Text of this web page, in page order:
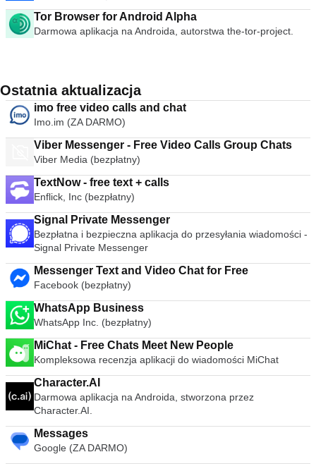
Tor Browser for Android Alpha
Darmowa aplikacja na Androida, autorstwa the-tor-project.
Ostatnia aktualizacja
imo free video calls and chat
Imo.im (ZA DARMO)
Viber Messenger - Free Video Calls Group Chats
Viber Media (bezpłatny)
TextNow - free text + calls
Enflick, Inc (bezpłatny)
Signal Private Messenger
Bezpłatna i bezpieczna aplikacja do przesyłania wiadomości -
Signal Private Messenger
Messenger Text and Video Chat for Free
Facebook (bezpłatny)
WhatsApp Business
WhatsApp Inc. (bezpłatny)
MiChat - Free Chats Meet New People
Kompleksowa recenzja aplikacji do wiadomości MiChat
Character.AI
Darmowa aplikacja na Androida, stworzona przez
Character.AI.
Messages
Google (ZA DARMO)